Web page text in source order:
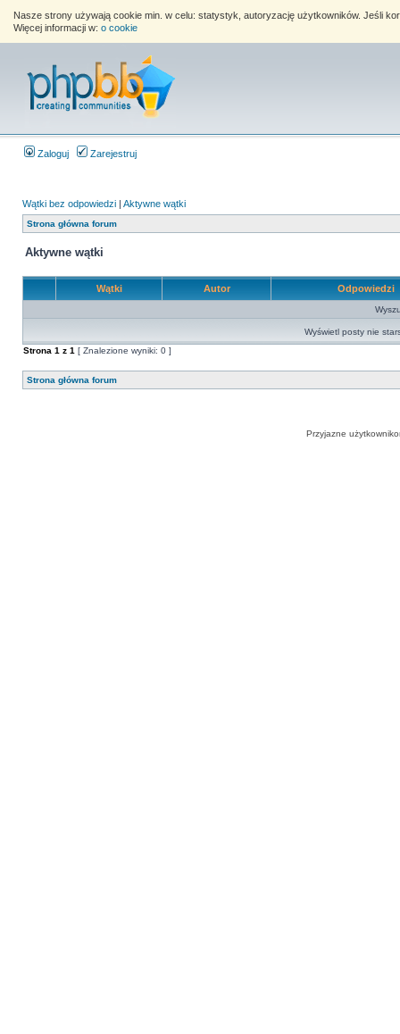
Nasze strony używają cookie min. w celu: statystyk, autoryzację użytkowników. Jeśli
Więcej informacji w: o cookie
Zaloguj Zarejestruj
Wątki bez odpowiedzi | Aktywne wątki
Strona główna forum
Aktywne wątki
Wątki Autor Odpowiedzi
Wyświetl posty nie
Strona 1 z 1 [ Znalezione wyniki: 0 ]
Strona główna forum
Przyjazne